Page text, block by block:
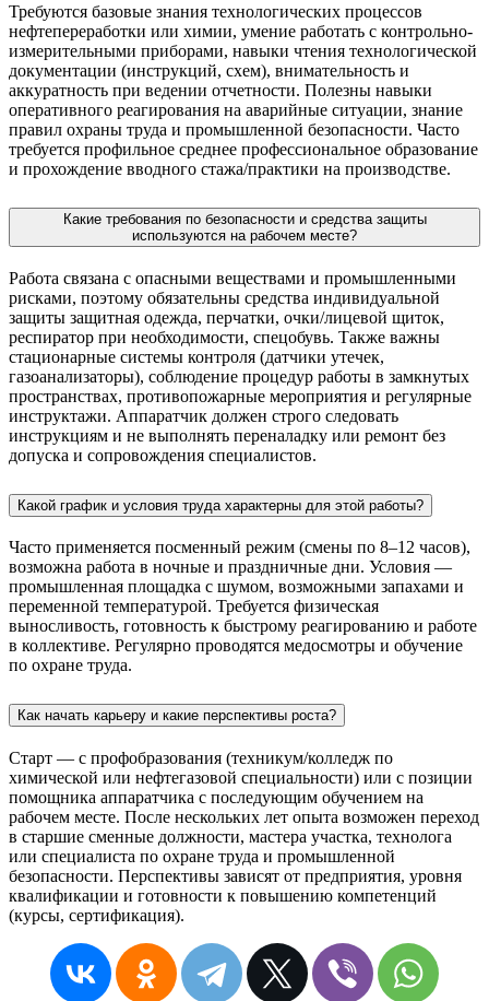
Требуются базовые знания технологических процессов
нефтепереработки или химии, умение работать с контрольно-
измерительными приборами, навыки чтения технологической
документации (инструкций, схем), внимательность и
аккуратность при ведении отчетности. Полезны навыки
оперативного реагирования на аварийные ситуации, знание
правил охраны труда и промышленной безопасности. Часто
требуется профильное среднее профессиональное образование
и прохождение вводного стажа/практики на производстве.
Какие требования по безопасности и средства защиты
используются на рабочем месте?
Работа связана с опасными веществами и промышленными
рисками, поэтому обязательны средства индивидуальной
защиты защитная одежда, перчатки, очки/лицевой щиток,
респиратор при необходимости, спецобувь. Также важны
стационарные системы контроля (датчики утечек,
газоанализаторы), соблюдение процедур работы в замкнутых
пространствах, противопожарные мероприятия и регулярные
инструктажи. Аппаратчик должен строго следовать
инструкциям и не выполнять переналадку или ремонт без
допуска и сопровождения специалистов.
Какой график и условия труда характерны для этой работы?
Часто применяется посменный режим (смены по 8–12 часов),
возможна работа в ночные и праздничные дни. Условия —
промышленная площадка с шумом, возможными запахами и
переменной температурой. Требуется физическая
выносливость, готовность к быстрому реагированию и работе
в коллективе. Регулярно проводятся медосмотры и обучение
по охране труда.
Как начать карьеру и какие перспективы роста?
Старт — с профобразования (техникум/колледж по
химической или нефтегазовой специальности) или с позиции
помощника аппаратчика с последующим обучением на
рабочем месте. После нескольких лет опыта возможен переход
в старшие сменные должности, мастера участка, технолога
или специалиста по охране труда и промышленной
безопасности. Перспективы зависят от предприятия, уровня
квалификации и готовности к повышению компетенций
(курсы, сертификация).